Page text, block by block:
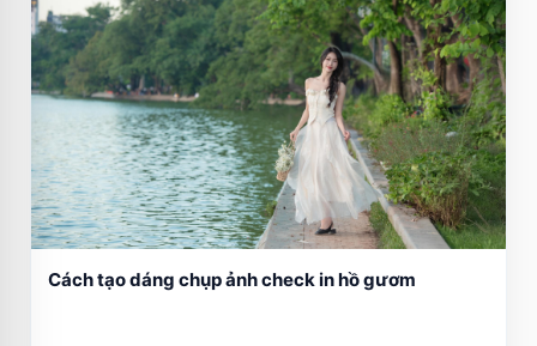
Cách tạo dáng chụp ảnh check in hồ gươm